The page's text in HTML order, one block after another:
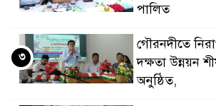
পালিত
গৌরনদীতে
দক্ষতা উন্নয়ন
অনুষ্ঠিত,
৩